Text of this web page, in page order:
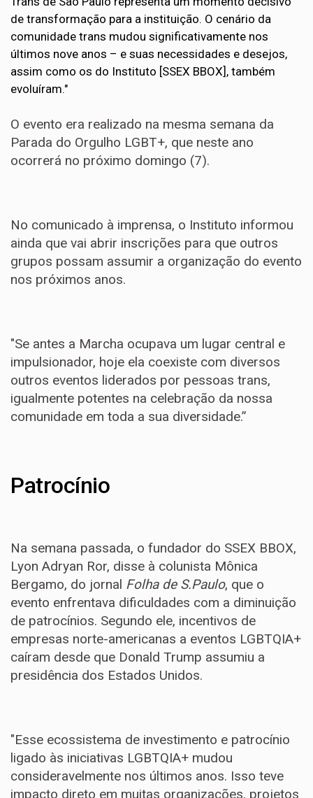
de transformação para a instituição. O cenário da
comunidade trans mudou significativamente nos
últimos nove anos – e suas necessidades e desejos,
assim como os do Instituto [SSEX BBOX], também
evoluíram."
O evento era realizado na mesma semana da
Parada do Orgulho LGBT+, que neste ano
ocorrerá no próximo domingo (7).
No comunicado à imprensa, o Instituto informou
ainda que vai abrir inscrições para que outros
grupos possam assumir a organização do evento
nos próximos anos.
"Se antes a Marcha ocupava um lugar central e
impulsionador, hoje ela coexiste com diversos
outros eventos liderados por pessoas trans,
igualmente potentes na celebração da nossa
comunidade em toda a sua diversidade.”
Patrocínio
Na semana passada, o fundador do SSEX BBOX,
Lyon Adryan Ror, disse à colunista Mônica
Bergamo, do jornal Folha de S.Paulo, que o
evento enfrentava dificuldades com a diminuição
de patrocínios. Segundo ele, incentivos de
empresas norte-americanas a eventos LGBTQIA+
caíram desde que Donald Trump assumiu a
presidência dos Estados Unidos.
"Esse ecossistema de investimento e patrocínio
ligado às iniciativas LGBTQIA+ mudou
consideravelmente nos últimos anos. Isso teve
impacto direto em muitas organizações, projetos